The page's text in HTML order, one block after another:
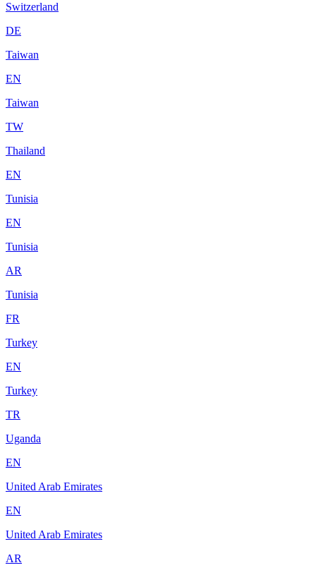
Switzerland
DE
Taiwan
EN
Taiwan
TW
Thailand
EN
Tunisia
EN
Tunisia
AR
Tunisia
FR
Turkey
EN
Turkey
TR
Uganda
EN
United Arab Emirates
EN
United Arab Emirates
AR